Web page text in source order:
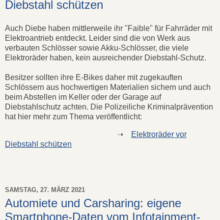
Diebstahl schützen
Auch Diebe haben mittlerweile ihr "Faible" für Fahrräder mit
Elektroantrieb entdeckt. Leider sind die von Werk aus
verbauten Schlösser sowie Akku-Schlösser, die viele
Elektroräder haben, kein ausreichender Diebstahl-Schutz.
Besitzer sollten ihre E-Bikes daher mit zugekauften
Schlössern aus hochwertigen Materialien sichern und auch
beim Abstellen im Keller oder der Garage auf
Diebstahlschutz achten. Die Polizeiliche Kriminalprävention
hat hier mehr zum Thema veröffentlicht:
➝
Elektroräder vor
Diebstahl schützen
SAMSTAG, 27. MÄRZ 2021
Automiete und Carsharing: eigene
Smartphone-Daten vom Infotainment-